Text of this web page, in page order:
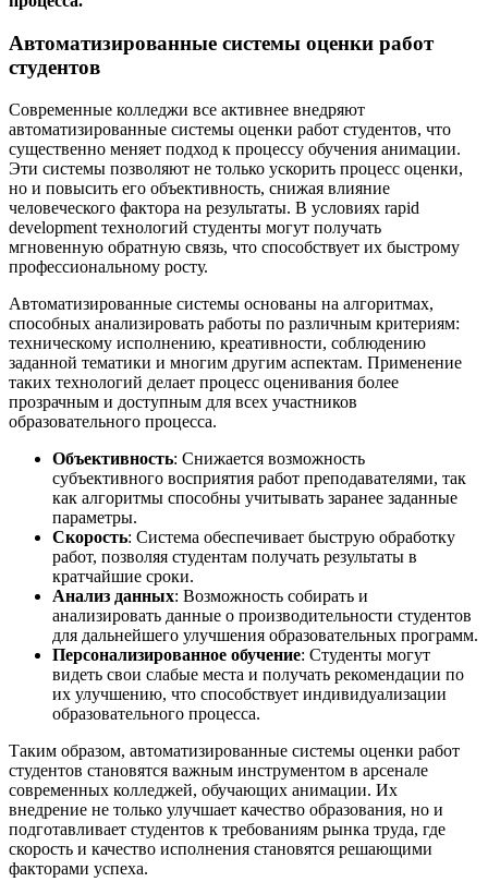
Автоматизированные системы оценки работ
студентов
Современные колледжи все активнее внедряют
автоматизированные системы оценки работ студентов, что
существенно меняет подход к процессу обучения анимации.
Эти системы позволяют не только ускорить процесс оценки,
но и повысить его объективность, снижая влияние
человеческого фактора на результаты. В условиях rapid
development технологий студенты могут получать
мгновенную обратную связь, что способствует их быстрому
профессиональному росту.
Автоматизированные системы основаны на алгоритмах,
способных анализировать работы по различным критериям:
техническому исполнению, креативности, соблюдению
заданной тематики и многим другим аспектам. Применение
таких технологий делает процесс оценивания более
прозрачным и доступным для всех участников
образовательного процесса.
Объективность: Снижается возможность
субъективного восприятия работ преподавателями, так
как алгоритмы способны учитывать заранее заданные
параметры.
Скорость: Система обеспечивает быструю обработку
работ, позволяя студентам получать результаты в
кратчайшие сроки.
Анализ данных: Возможность собирать и
анализировать данные о производительности студентов
для дальнейшего улучшения образовательных программ.
Персонализированное обучение: Студенты могут
видеть свои слабые места и получать рекомендации по
их улучшению, что способствует индивидуализации
образовательного процесса.
Таким образом, автоматизированные системы оценки работ
студентов становятся важным инструментом в арсенале
современных колледжей, обучающих анимации. Их
внедрение не только улучшает качество образования, но и
подготавливает студентов к требованиям рынка труда, где
скорость и качество исполнения становятся решающими
факторами успеха.